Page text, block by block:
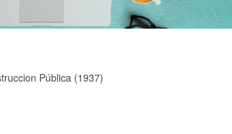
Pública (1937)